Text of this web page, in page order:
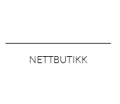
NETTBUTIKK